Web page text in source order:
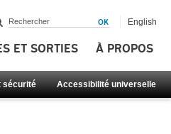
ET SORTIES À PROPOS
sécurité Accessibilité universelle
English